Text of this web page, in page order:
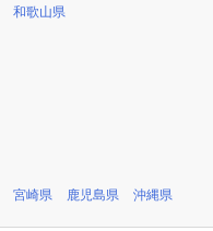
和歌山県
宮崎県 鹿児島県 沖縄県